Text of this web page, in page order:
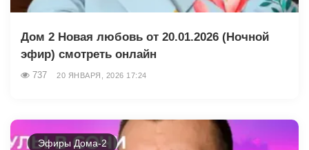
Дом 2 Новая любовь от 20.01.2026 (Ночной
эфир) смотреть онлайн
737 20 ЯНВАРЯ, 2026 17:24
Эфиры Дома-2